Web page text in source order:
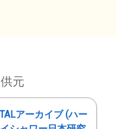
元
アーカイブ (ハー